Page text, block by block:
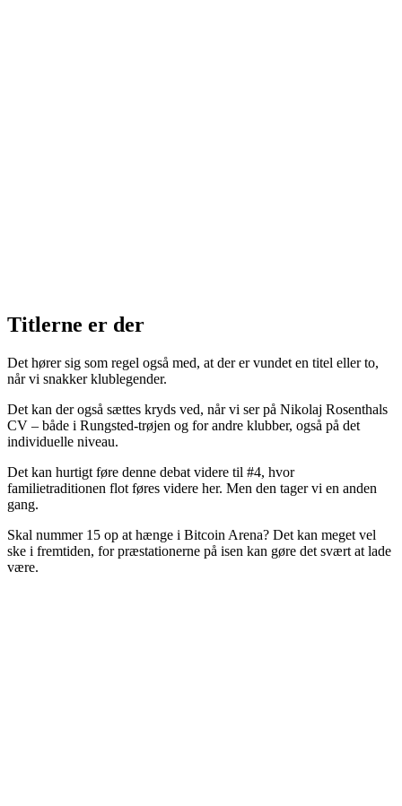
Titlerne er der
Det hører sig som regel også med, at der er vundet en titel eller to,
når vi snakker klublegender.
Det kan der også sættes kryds ved, når vi ser på Nikolaj Rosenthals
CV – både i Rungsted-trøjen og for andre klubber, også på det
individuelle niveau.
Det kan hurtigt føre denne debat videre til #4, hvor
familietraditionen flot føres videre her. Men den tager vi en anden
gang.
Skal nummer 15 op at hænge i Bitcoin Arena? Det kan meget vel
ske i fremtiden, for præstationerne på isen kan gøre det svært at lade
være.